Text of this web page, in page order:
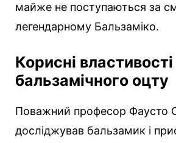
майже не поступаються за
легендарному Бальзаміко.
Корисні властивості
бальзамічного оцту
Поважний професор Фаусто
досліджував бальзамик і